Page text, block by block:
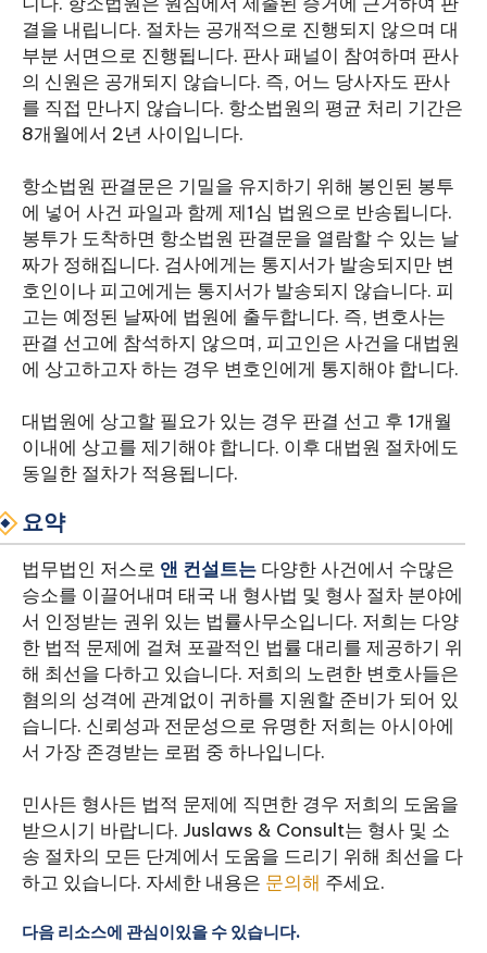
결을 내립니다. 절차는 공개적으로 진행되지 않으며 대
부분 서면으로 진행됩니다. 판사 패널이 참여하며 판사
의 신원은 공개되지 않습니다. 즉, 어느 당사자도 판사
를 직접 만나지 않습니다. 항소법원의 평균 처리 기간은
8개월에서 2년 사이입니다.
항소법원 판결문은 기밀을 유지하기 위해 봉인된 봉투
에 넣어 사건 파일과 함께 제1심 법원으로 반송됩니다.
봉투가 도착하면 항소법원 판결문을 열람할 수 있는 날
짜가 정해집니다. 검사에게는 통지서가 발송되지만 변
호인이나 피고에게는 통지서가 발송되지 않습니다. 피
고는 예정된 날짜에 법원에 출두합니다. 즉, 변호사는
판결 선고에 참석하지 않으며, 피고인은 사건을 대법원
에 상고하고자 하는 경우 변호인에게 통지해야 합니다.
대법원에 상고할 필요가 있는 경우 판결 선고 후 1개월
이내에 상고를 제기해야 합니다. 이후 대법원 절차에도
동일한 절차가 적용됩니다.
요약
법무법인 저스로 앤 컨설트는 다양한 사건에서 수많은
승소를 이끌어내며 태국 내 형사법 및 형사 절차 분야에
서 인정받는 권위 있는 법률사무소입니다. 저희는 다양
한 법적 문제에 걸쳐 포괄적인 법률 대리를 제공하기 위
해 최선을 다하고 있습니다. 저희의 노련한 변호사들은
혐의의 성격에 관계없이 귀하를 지원할 준비가 되어 있
습니다. 신뢰성과 전문성으로 유명한 저희는 아시아에
서 가장 존경받는 로펌 중 하나입니다.
민사든 형사든 법적 문제에 직면한 경우 저희의 도움을
받으시기 바랍니다. Juslaws & Consult는 형사 및 소
송 절차의 모든 단계에서 도움을 드리기 위해 최선을 다
하고 있습니다. 자세한 내용은 문의해 주세요.
다음 리소스에 관심이있을 수 있습니다.